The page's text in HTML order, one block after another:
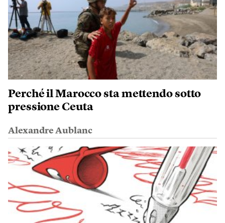
Perché il Marocco sta mettendo sotto
pressione Ceuta
Alexandre Aublanc